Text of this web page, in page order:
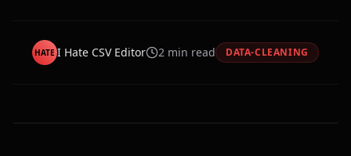
HATE I Hate CSV Editor 2 min read DATA-CLEANING